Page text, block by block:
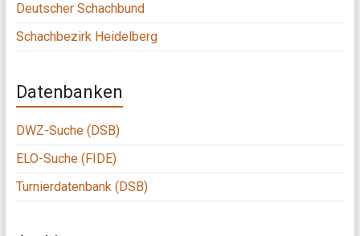
Deutscher Schachbund
Schachbezirk Heidelberg
Datenbanken
DWZ-Suche (DSB)
ELO-Suche (FIDE)
Turnierdatenbank (DSB)